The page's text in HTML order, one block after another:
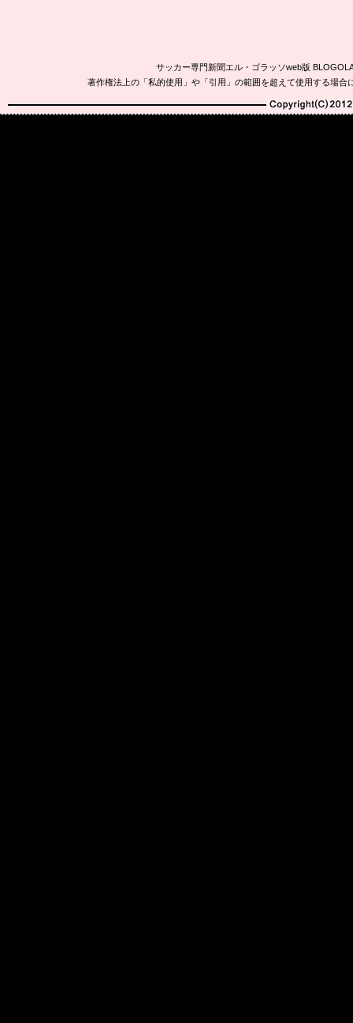
サッカー専門新聞エル・ゴラッソweb版
著作権法上の「私的使用」や「引用」の範囲を超えて使用する場
Copyright(C)2010-